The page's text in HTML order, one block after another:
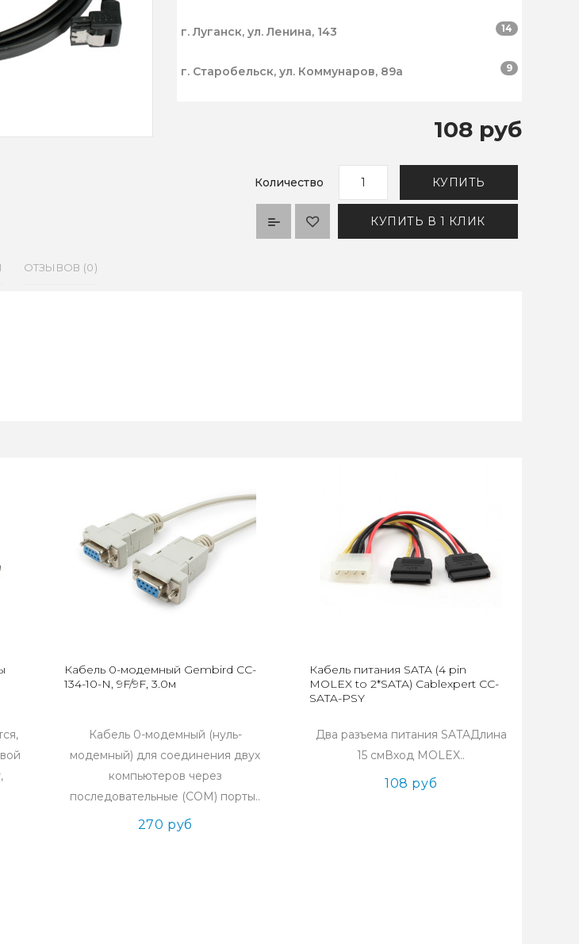
г. Луганск, ул. Ленина, 143 14
г. Старобельск, ул. Коммунаров, 89а 9
108 руб
Количество КУПИТЬ
КУПИТЬ В 1 КЛИК
ОТЗЫВОВ (0)
Кабель 0-модемный Gembird CC-
134-10-N, 9F/9F, 3.0м
Кабель 0-модемный (нуль-
модемный) для соединения двух
компьютеров через
последовательные (COM) порты..
270 руб
Кабель питания SATA (4 pin
MOLEX to 2*SATA) Cablexpert CC-
SATA-PSY
Два разъема питания SATAДлина
15 смВход MOLEX..
108 руб